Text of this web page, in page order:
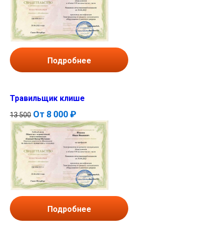
Подробнее
Травильщик клише
13 500 От 8 000 ₽
Подробнее